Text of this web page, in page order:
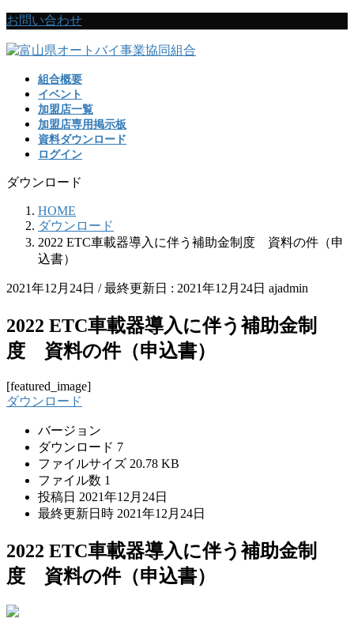
コ
テ
ナ
ゲ
お問い合わせ
組合概要
イベント
加盟店一覧
加盟店専用掲示板
資料ダウンロード
ログイン
ダウンロード
HOME
ダウンロード
2022 ETC車載器導入に伴う補助金制度 資料の件（申
込書）
2021年12月24日 / 最終更新日 : 2021年12月24日 ajadmin
2022 ETC車載器導入に伴う補助金制
度 資料の件（申込書）
[featured_image]
ダウンロード
バージョン
ダウンロード 7
ファイルサイズ 20.78 KB
ファイル数 1
投稿日 2021年12月24日
最終更新日時 2021年12月24日
2022 ETC車載器導入に伴う補助金制
度 資料の件（申込書）